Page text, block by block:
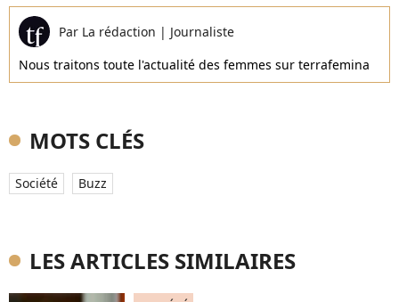
Par La rédaction | Journaliste
Nous traitons toute l'actualité des femmes sur terrafemina
MOTS CLÉS
Société Buzz
LES ARTICLES SIMILAIRES